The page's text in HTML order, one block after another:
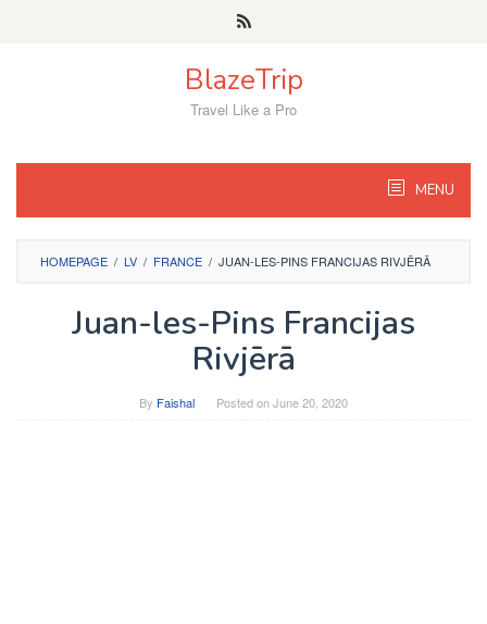
BlazeTrip
Travel Like a Pro
MENU
HOMEPAGE / LV / FRANCE / JUAN-LES-PINS FRANCIJAS RIVJĒRĀ
Juan-les-Pins Francijas
Rivjērā
By Faishal Posted onJune 20, 2020